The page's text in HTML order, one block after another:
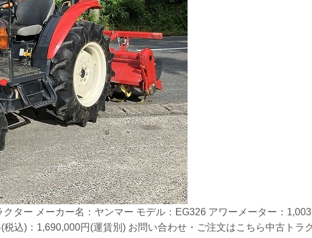
ター メーカー名：ヤンマー モデル：EG326 アワーメーター：
込)：1,690,000円(運賃別) お問い合わせ・ご注文はこちら中古トラ